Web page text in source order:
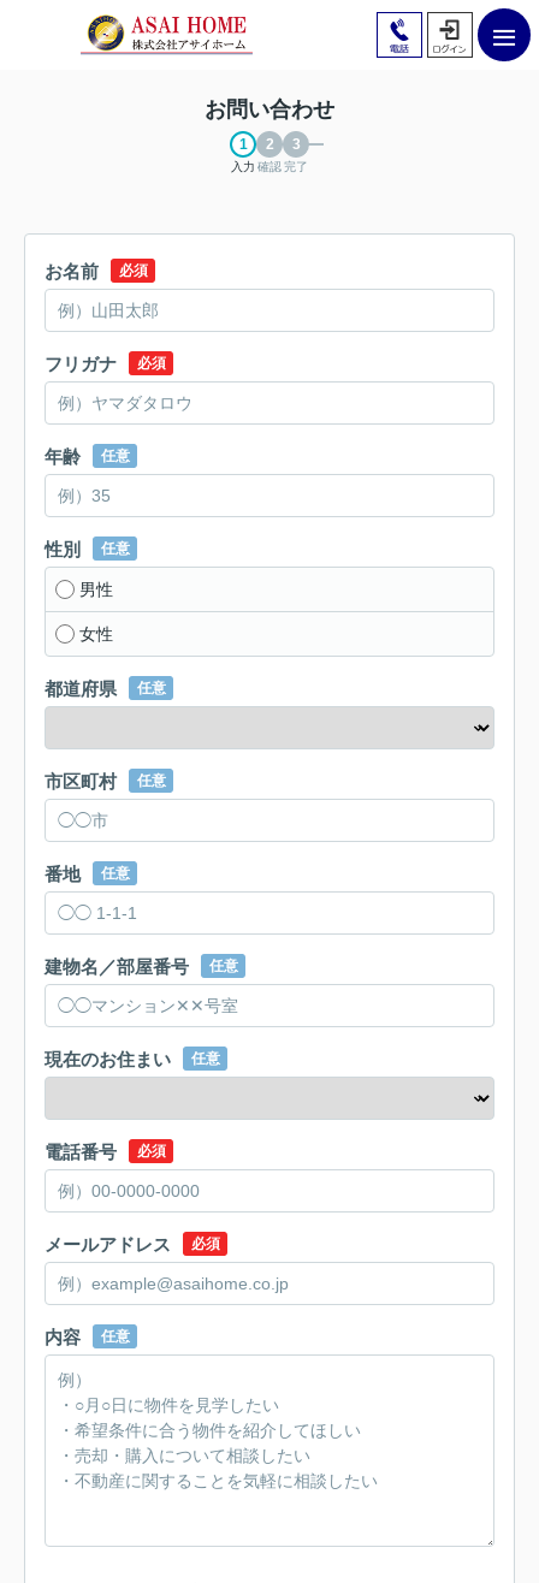
お問い合わせ
入力 確認完了
お名前 必須
フリガナ 必須
年齢 任意
性別 任意
男性
女性
都道府県 任意
市区町村 任意
番地 任意
建物名／部屋番号 任意
現在のお住まい 任意
電話番号 必須
メールアドレス 必須
内容 任意